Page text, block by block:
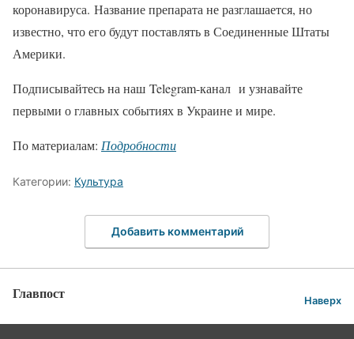
коронавируса. Название препарата не разглашается, но
известно, что его будут поставлять в Соединенные Штаты
Америки.
Подписывайтесь на наш Telegram-канал и узнавайте
первыми о главных событиях в Украине и мире.
По материалам: Подробности
Категории: Культура
Добавить комментарий
Главпост Наверх